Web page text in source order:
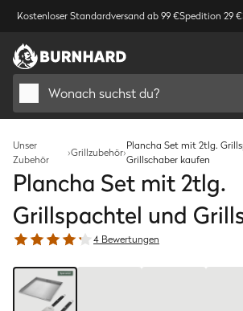
Kostenloser Standardversand ab 99 €Spedition 29 €
Wonach suchst du?
Unser
Zubehör
›Grillzubehör›
Plancha Set mit 2tlg.
Grillschaber kaufen
Plancha Set mit 2tlg.
Grillspachtel und
4 Bewertungen
Bild1/8